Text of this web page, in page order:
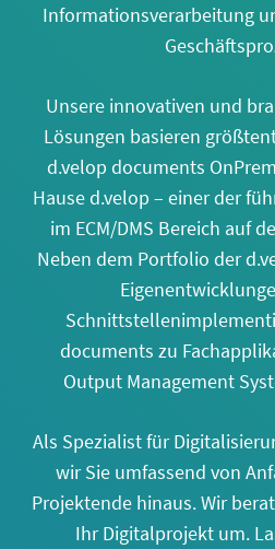
Informationsverarbeitung
Unsere innovativen und
Lösungen basieren
d.velop documents
Hause d.velop – einer der
im ECM/DMS Bereich auf
Neben dem Portfolio der
documents zu
Output Management
Als Spezialist für
wir Sie umfassend von
Projektende hinaus. Wir
Ihr Digitalprojekt um.